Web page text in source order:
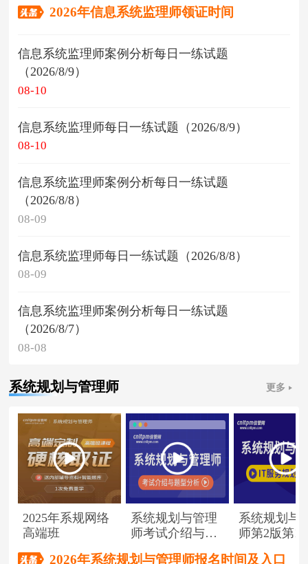
2026年信息系统监理师领证时间
信息系统监理师案例分析每日一练试题
（2026/8/9）
08-10
信息系统监理师每日一练试题（2026/8/9）
08-10
信息系统监理师案例分析每日一练试题
（2026/8/8）
08-09
信息系统监理师每日一练试题（2026/8/8）
08-09
信息系统监理师案例分析每日一练试题
（2026/8/7）
08-08
系统规划与管理师 更多
2025年系规网络
高端班
系统规划与管理
师考试介绍与题
系统规划与
师第2版第1
2026年系统规划与管理师报名时间及入口